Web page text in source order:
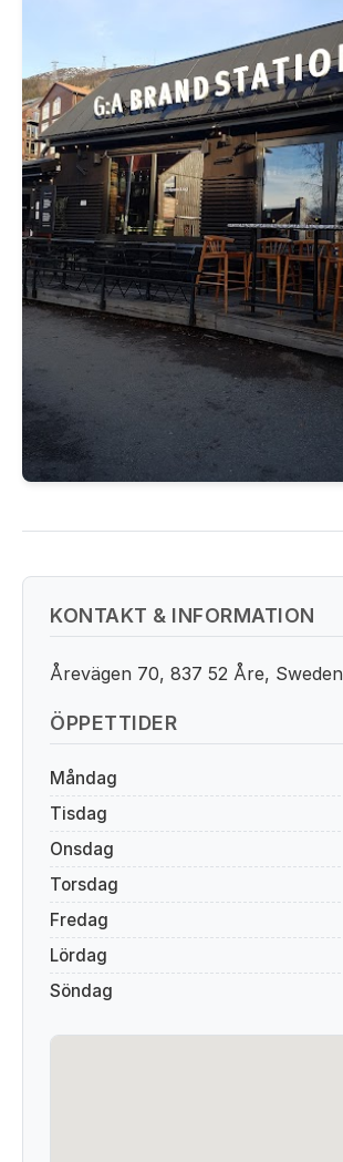
KONTAKT & INFORMATION
Årevägen 70, 837 52 Åre, Sweden
ÖPPETTIDER
Måndag
Tisdag
Onsdag
Torsdag
Fredag
Lördag
Söndag